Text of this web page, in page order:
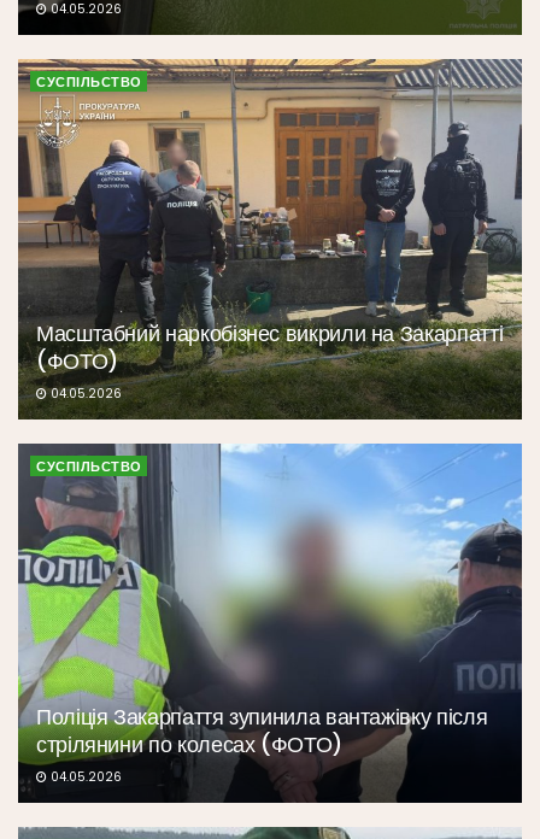
04.05.2026
СУСПІЛЬСТВО
Масштабний наркобізнес викрили на Закарпатті
(ФОТО)
04.05.2026
СУСПІЛЬСТВО
Поліція Закарпаття зупинила вантажівку після
стрілянини по колесах (ФОТО)
04.05.2026